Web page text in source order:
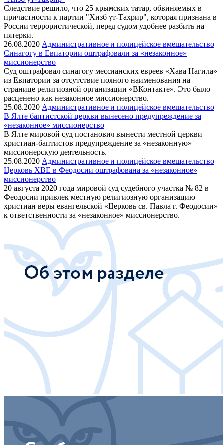
Следствие решило, что 25 крымских татар, обвиняемых в
причастности к партии "Хизб ут-Тахрир", которая признана в
России террористической, перед судом удобнее разбить на
пятерки.
26.08.2020 Административное и полицейское вмешательство
Синагогу в Евпатории оштрафовали за «незаконное»
миссионерство
Суд оштрафовал синагогу мессианских евреев «Хава Нагила»
из Евпатории за отсутствие полного наименования на
странице религиозной организации «ВКонтакте». Это было
расценено как незаконное миссионерство.
25.08.2020 Административное и полицейское вмешательство
В Ялте баптистской церкви вынесено предупреждение за
«незаконное» миссионерство
В Ялте мировой суд постановил вынести местной церкви
христиан-баптистов предупреждение за «незаконную»
миссионерскую деятельность.
25.08.2020 Административное и полицейское вмешательство
Церковь ХВЕ в Феодосии оштрафована за «незаконное»
миссионерство
20 августа 2020 года мировой суд судебного участка № 82 в
Феодосии привлек местную религиозную организацию
христиан веры евангельской «Церковь св. Павла г. Феодосии»
к ответственности за «незаконное» миссионерство.